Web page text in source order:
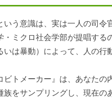
いう意識は、実は一人の司令
・ミクロ社会学部が提唱す
いは暴動）によって、人の行
ビトメーカー』は、あなた
族をサンプリングし、現在